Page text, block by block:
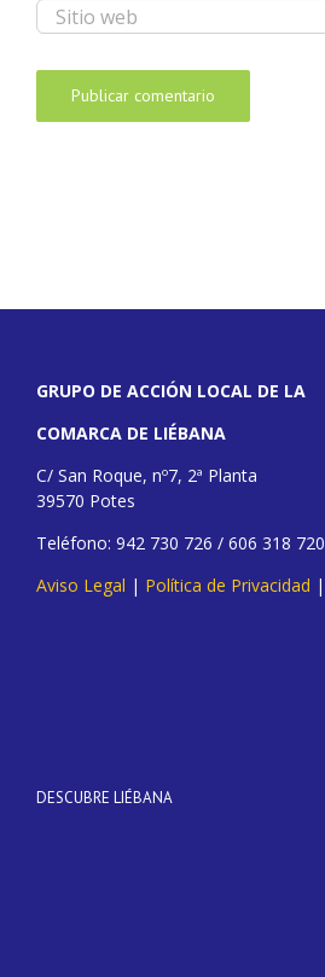
GRUPO DE ACCIÓN LOCAL DE LA
COMARCA DE LIÉBANA
C/ San Roque, nº7, 2ª Planta
39570 Potes
Teléfono: 942 730 726 / 606 318 720
Aviso Legal | Política de Privacidad |
DESCUBRE LIÉBANA